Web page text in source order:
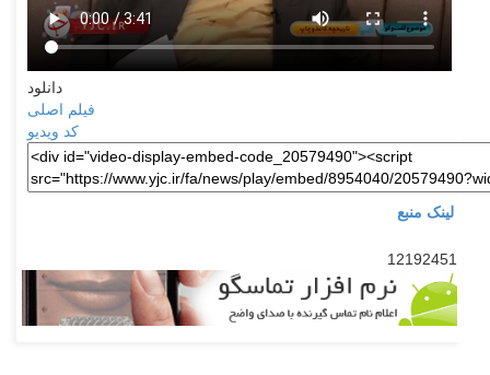
دانلود
فیلم اصلی
کد ویدیو
لینک منبع
12192451